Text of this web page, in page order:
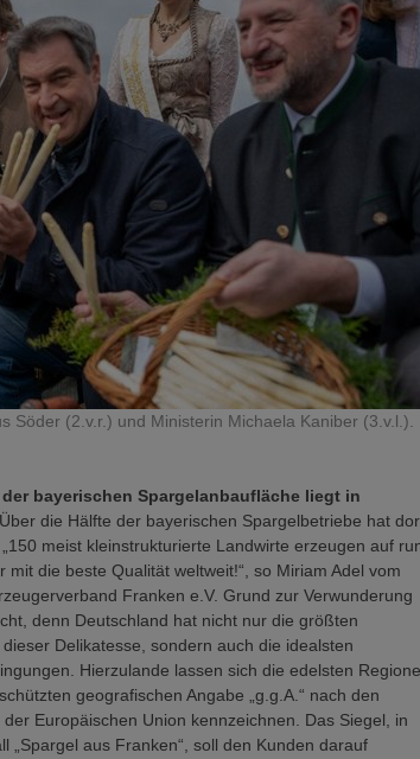
(2.v.r.) und Ministerin Michaela Kaniber (3.v.l.).
der bayerischen Spargelanbaufläche liegt in
. Über die Hälfte der bayerischen Spargelbetriebe hat
meist kleinstrukturierte Landwirte erzeugen auf
mit die beste Qualität weltweit!“, so Miriam Adel vom
Franken e.V. Grund zur Verwunderung
denn Deutschland hat nicht nur die größten
Delikatesse, sondern auch die idealsten
Hierzulande lassen sich die edelsten
geografischen Angabe „g.g.A.“ nach den
der Europäischen Union kennzeichnen. Das Siegel, in
„Spargel aus Franken“, soll den Kunden darauf